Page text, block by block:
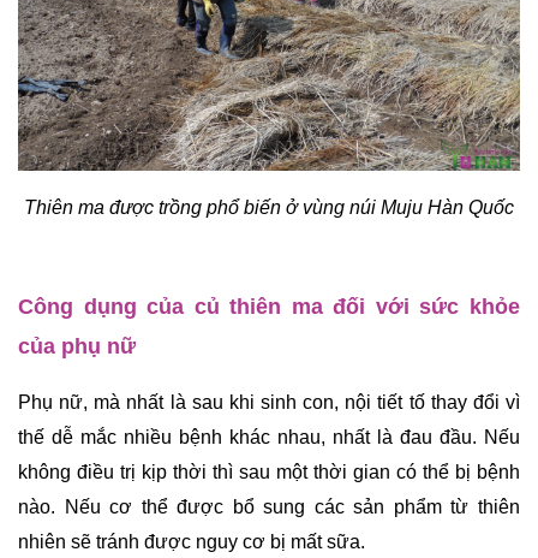
Thiên ma được trồng phổ biến ở vùng núi Muju Hàn Quốc
Công dụng của củ thiên ma đối với sức khỏe
của phụ nữ
Phụ nữ, mà nhất là sau khi sinh con, nội tiết tố thay đổi vì
thế dễ mắc nhiều bệnh khác nhau, nhất là đau đầu. Nếu
không điều trị kịp thời thì sau một thời gian có thể bị bệnh
nào. Nếu cơ thể được bổ sung các sản phẩm từ thiên
nhiên sẽ tránh được nguy cơ bị mất sữa.